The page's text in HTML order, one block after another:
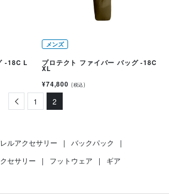
-18C L
メンズ
プロテクト ファイバー バッグ -18C
XL
¥74,800 (税込)
Previous
1 2
ルアクセサリー | バックパック
|
セサリー
| フットウェア | ギア